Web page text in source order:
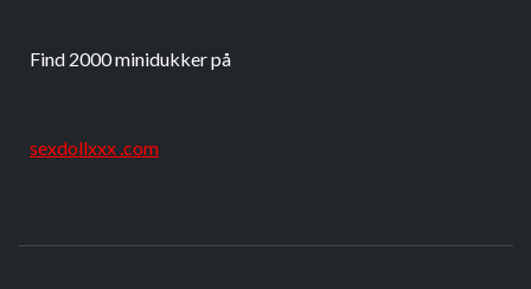
Find 2000 minidukker på
sexdollxxx .com